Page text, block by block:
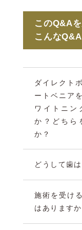
このQ&A
こんな
ダイレクト
ートベニア
ワイトニン
か？どちら
か？
どうして歯
施術を受け
はあります